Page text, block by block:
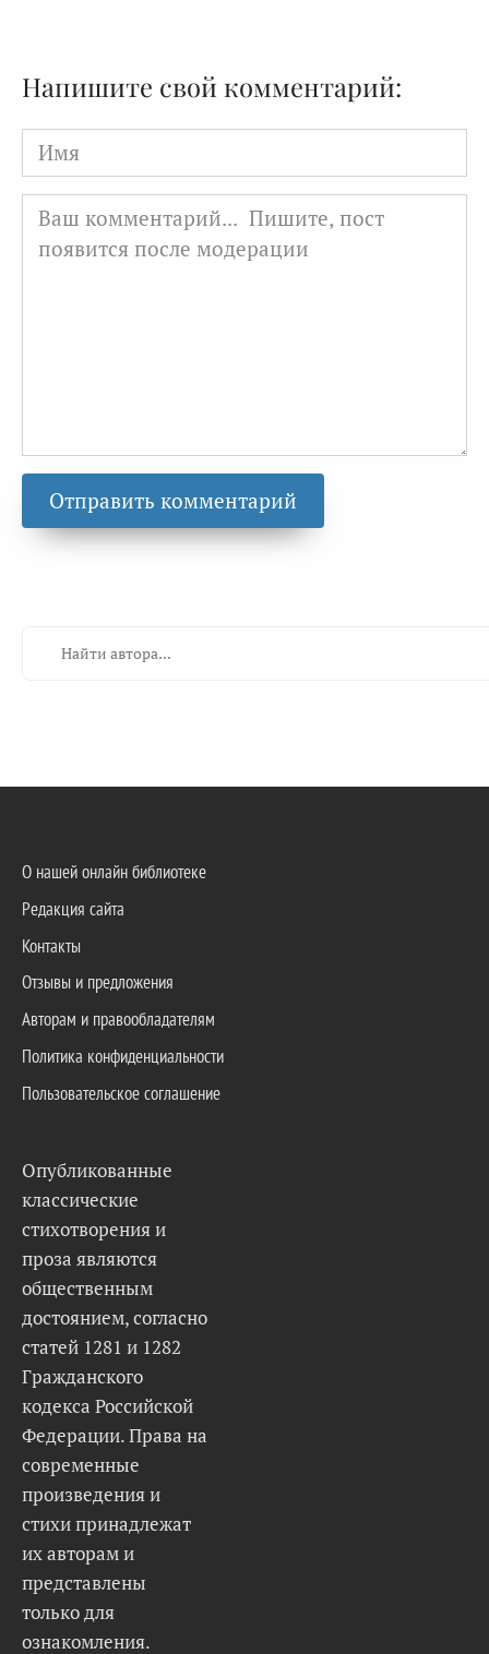
Напишите свой комментарий:
Имя
О нашей онлайн библиотеке
Редакция сайта
Контакты
Отзывы и предложения
Авторам и правообладателям
Политика конфиденциальности
Пользовательское соглашение
Опубликованные
классические
стихотворения и
проза являются
общественным
достоянием, согласно
статей 1281 и 1282
Гражданского
кодекса Российской
Федерации. Права на
современные
произведения и
стихи принадлежат
их авторам и
представлены
только для
ознакомления.